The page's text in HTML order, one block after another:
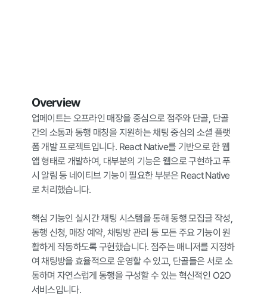
Overview
업메이트는 오프라인 매장을 중심으로 점주와 단골, 단골
간의 소통과 동행 매칭을 지원하는 채팅 중심의 소셜 플랫
폼 개발 프로젝트입니다. React Native를 기반으로 한 웹
앱 형태로 개발하여, 대부분의 기능은 웹으로 구현하고 푸
시 알림 등 네이티브 기능이 필요한 부분은 React Native
로 처리했습니다.
핵심 기능인 실시간 채팅 시스템을 통해 동행 모집글 작성,
동행 신청, 매장 예약, 채팅방 관리 등 모든 주요 기능이 원
활하게 작동하도록 구현했습니다. 점주는 매니저를 지정하
여 채팅방을 효율적으로 운영할 수 있고, 단골들은 서로 소
통하며 자연스럽게 동행을 구성할 수 있는 혁신적인 O2O
서비스입니다.